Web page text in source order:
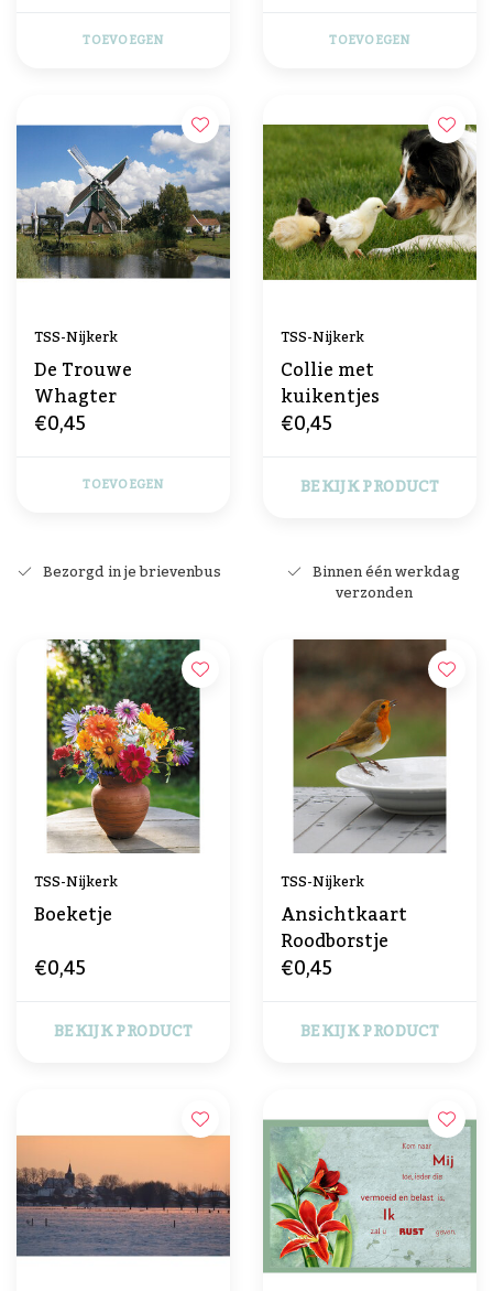
TOEVOEGEN TOEVOEGEN
TSS-Nijkerk
De Trouwe
Whagter
€0,45
TOEVOEGEN
TSS-Nijkerk
Collie met
kuikentjes
€0,45
BEKIJK PRODUCT
Bezorgd in je brievenbus Binnen één werkdag
verzonden
TSS-Nijkerk
Boeketje
€0,45
BEKIJK PRODUCT
TSS-Nijkerk
Ansichtkaart
Roodborstje
€0,45
BEKIJK PRODUCT